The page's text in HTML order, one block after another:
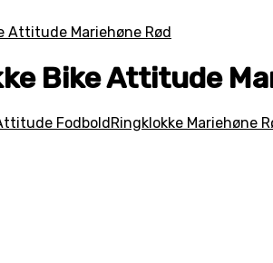
Bike Attitude
FodboldRingklokke Mariehøne